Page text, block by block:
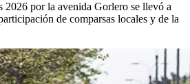
2026 por la avenida Gorlero se llevó a
de comparsas locales y de la